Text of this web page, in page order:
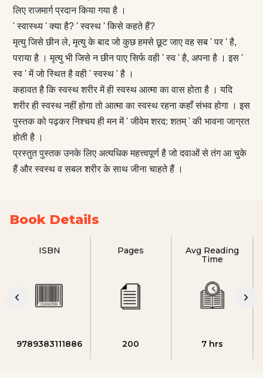
लिए राजमार्ग प्रदान किया गया है ।
' स्वास्थ्य ' क्या है? ' स्वस्थ ' किसे कहते हैं?
मृत्यु जिसे छीन ले, मृत्यु के बाद जो कुछ हमसे छूट जाए वह सब ' पर ' है,
पराया है । मृत्यु भी जिसे न छीन पाए सिर्फ वही ' स्व ' है, अपना है । इस '
स्व ' में जो स्थित है वही ' स्वस्थ ' है ।
कहावत है कि स्वस्थ शरीर में ही स्वस्थ आत्मा का वास होता है । यदि
शरीर ही स्वस्थ नहीं होगा तो आत्मा का स्वस्थ रहना कहाँ संभव होगा । इस
पुस्‍तक को पढ़कर निश्‍चय ही मन में ' जीवेम शरद: शतम् ' की भावना जाग्रत
होती है ।
प्रस्तुत पुस्तक उनके लिए अत्यधिक महत्त्वपूर्ण है जो दवाओं से तंग आ चुके
हैं और स्वस्थ व सबल शरीर के साथ जीना चाहते हैं ।
Book Details
ISBN
9789383111886
Pages
200
Avg Reading
Time
7 hrs